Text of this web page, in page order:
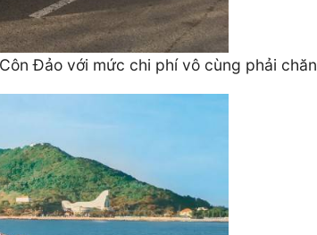
Đảo với mức chi phí vô cùng phải